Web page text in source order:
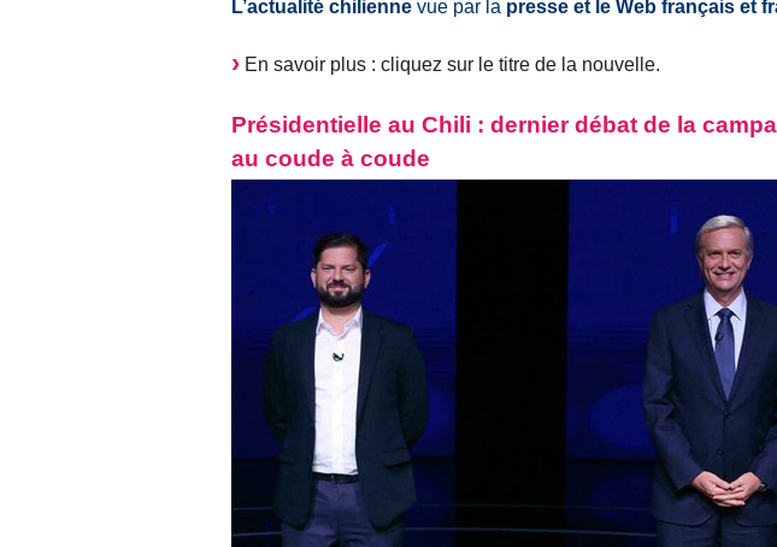
L’actualité chilienne vue par la presse et le Web français et
En savoir plus : cliquez sur le titre de la nouvelle.
Présidentielle au Chili : dernier débat de la
au coude à coude